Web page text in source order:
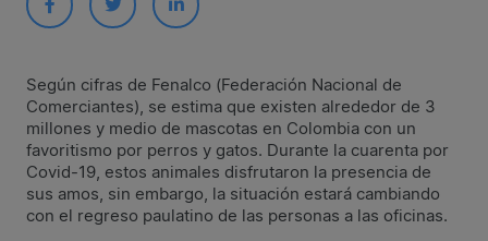
Según cifras de Fenalco (Federación Nacional de
Comerciantes), se estima que existen alrededor de 3
millones y medio de mascotas en Colombia con un
favoritismo por perros y gatos. Durante la cuarenta por
Covid-19, estos animales disfrutaron la presencia de
sus amos, sin embargo, la situación estará cambiando
con el regreso paulatino de las personas a las oficinas.